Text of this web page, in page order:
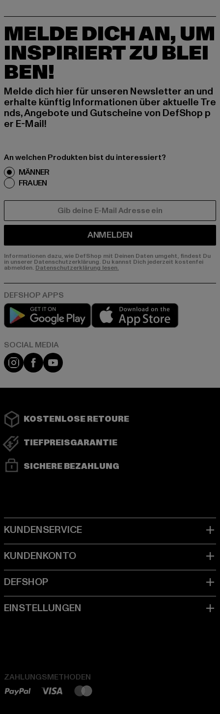
MELDE DICH AN, UM
INSPIRIERT ZU BLEI
BEN!
Melde dich hier für unseren Newsletter an und
erhalte künftig Informationen über aktuelle Tre
nds, Angebote und Gutscheine von DefShop p
er E-Mail!
An welchen Produkten bist du interessiert?
MÄNNER
FRAUEN
ANMELDEN
Informationen dazu, wie DefShop mit Deinen Daten umgeht, findest Du
in unserer Datenschutzerklärung. Du kannst Dich jederzeit kostenfei
abmelden. Datenschutzerklärung lesen.
Play market
Instagram
FacebookYouTube
KOSTENLOSE RETOURE
TIEFPREISGARANTIE
SICHERE BEZAHLUNG
ZAHLUNGSMETHODEN